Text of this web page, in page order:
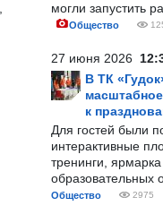
могли запустить
Общество
27 июня 2026
В ТК
к
Для гостей были
интерактивные
тренинги,
образовательных
Общество 2975